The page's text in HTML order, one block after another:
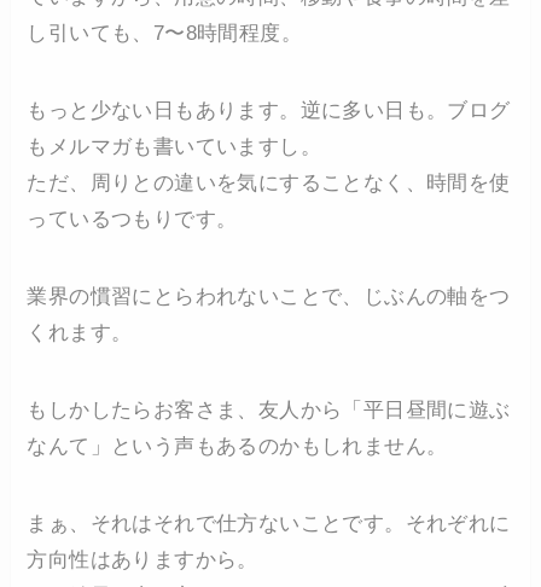
し引いても、7〜8時間程度。
もっと少ない日もあります。逆に多い日も。ブログ
もメルマガも書いていますし。
ただ、周りとの違いを気にすることなく、時間を使
っているつもりです。
業界の慣習にとらわれないことで、じぶんの軸をつ
くれます。
もしかしたらお客さま、友人から「平日昼間に遊ぶ
なんて」という声もあるのかもしれません。
まぁ、それはそれで仕方ないことです。それぞれに
方向性はありますから。